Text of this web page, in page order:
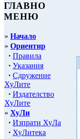
ГЛАВНО
МЕНЮ
» Начало
» Ориентир
· Правила
· Указания
· Сдружение
ХуЛите
· Издателство
ХуЛите
» ХуЛи
· Изпрати ХуЛа
· ХуЛитека